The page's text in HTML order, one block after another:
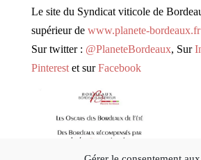
Le site du Syndicat viticole de
supérieur de www.planete-bordeaux.fr
Sur twitter : @PlaneteBordeaux, Sur
Pinterestet surFacebook